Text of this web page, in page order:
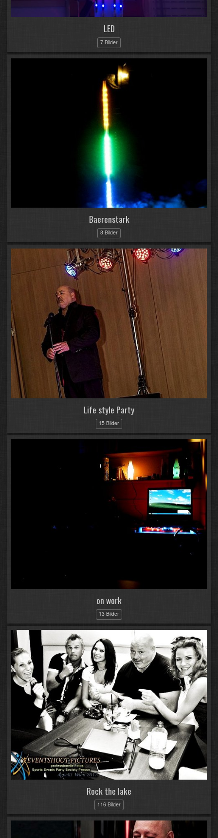
LED
7 Bilder
Baerenstark
8 Bilder
Life style Party
15 Bilder
on work
13 Bilder
Rock the lake
116 Bilder